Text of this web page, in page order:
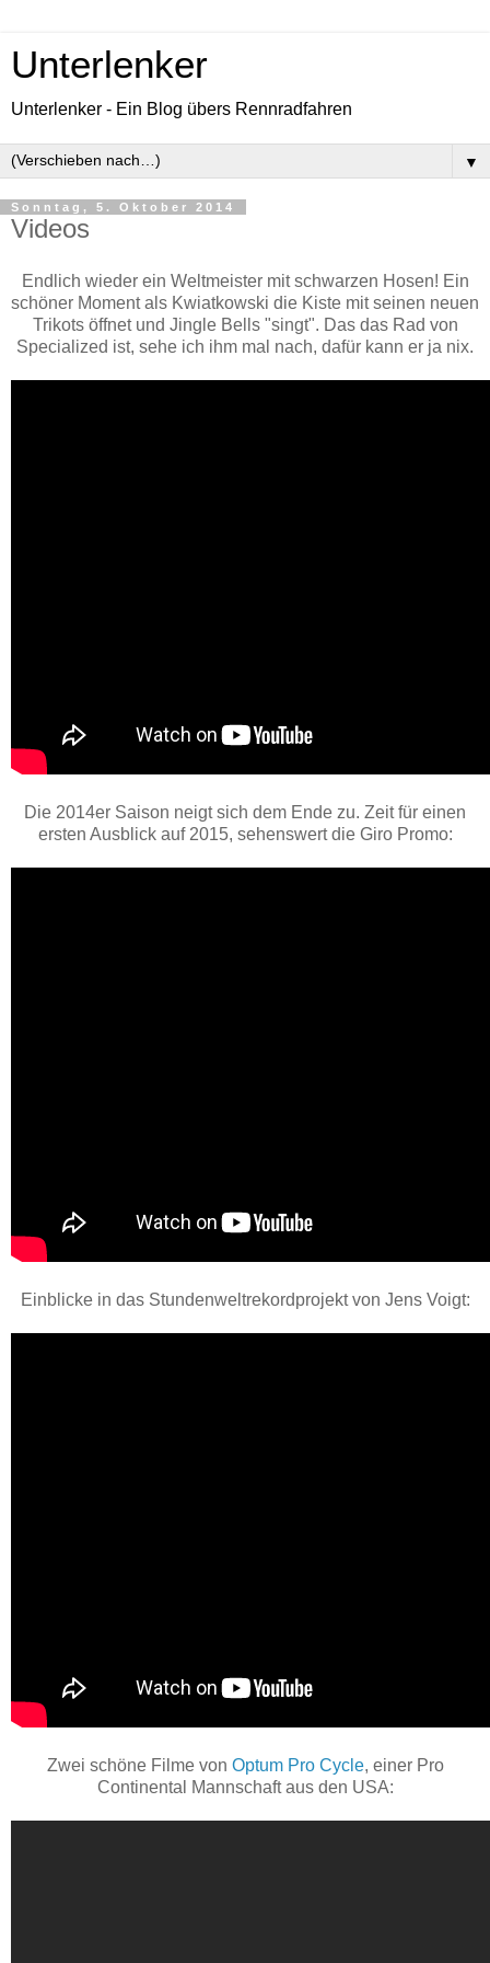
Unterlenker
Unterlenker - Ein Blog übers Rennradfahren
▼
Sonntag, 5. Oktober 2014
Videos
Endlich wieder ein Weltmeister mit schwarzen Hosen! Ein
schöner Moment als Kwiatkowski die Kiste mit seinen neuen
Trikots öffnet und Jingle Bells "singt". Das das Rad von
Specialized ist, sehe ich ihm mal nach, dafür kann er ja nix.
Die 2014er Saison neigt sich dem Ende zu. Zeit für einen
ersten Ausblick auf 2015, sehenswert die Giro Promo:
Einblicke in das Stundenweltrekordprojekt von Jens Voigt:
Zwei schöne Filme von Optum Pro Cycle, einer Pro
Continental Mannschaft aus den USA: